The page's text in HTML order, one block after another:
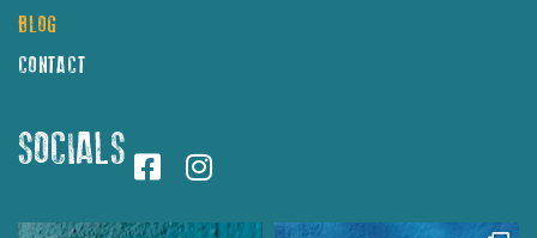
BLOG
CONTACT
SOCIALS